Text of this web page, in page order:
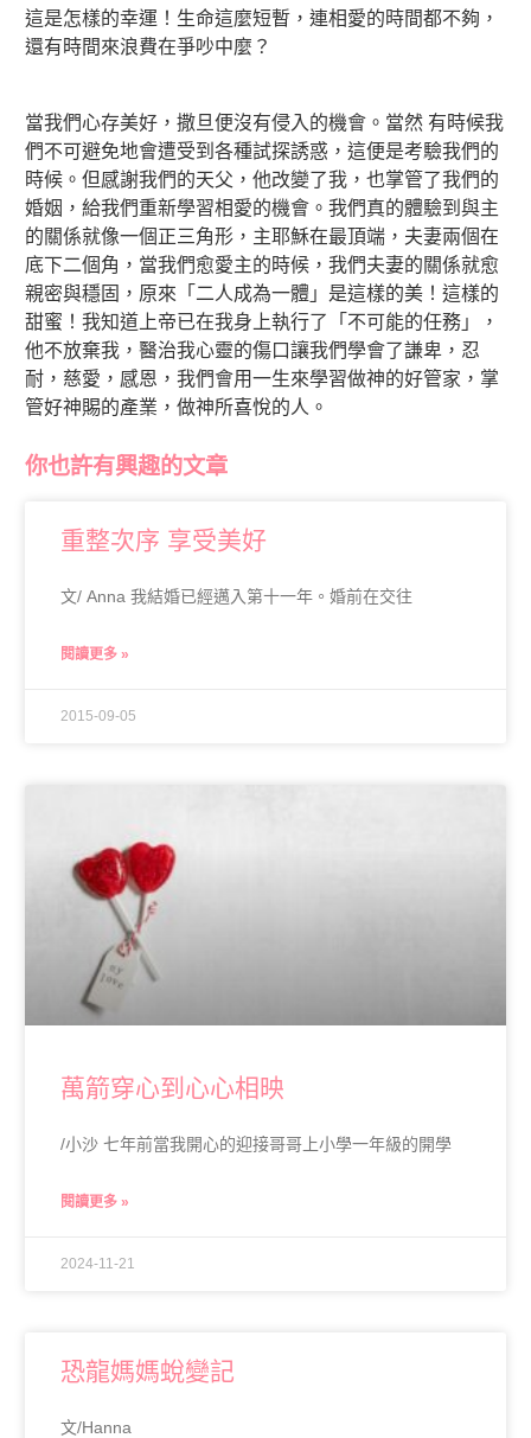
這是怎樣的幸運！生命這麼短暫，連相愛的時間都不夠，
還有時間來浪費在爭吵中麼？
當我們心存美好，撒旦便沒有侵入的機會。當然 有時候我
們不可避免地會遭受到各種試探誘惑，這便是考驗我們的
時候。但感謝我們的天父，他改變了我，也掌管了我們的
婚姻，給我們重新學習相愛的機會。我們真的體驗到與主
的關係就像一個正三角形，主耶穌在最頂端，夫妻兩個在
底下二個角，當我們愈愛主的時候，我們夫妻的關係就愈
親密與穩固，原來「二人成為一體」是這樣的美！這樣的
甜蜜！我知道上帝已在我身上執行了「不可能的任務」，
他不放棄我，醫治我心靈的傷口讓我們學會了謙卑，忍
耐，慈愛，感恩，我們會用一生來學習做神的好管家，掌
管好神賜的產業，做神所喜悅的人。
你也許有興趣的文章
重整次序 享受美好
文/ Anna 我結婚已經邁入第十一年。婚前在交往
閱讀更多 »
2015-09-05
萬箭穿心到心心相映
/小沙 七年前當我開心的迎接哥哥上小學一年級的開學
閱讀更多 »
2024-11-21
恐龍媽媽蛻變記
文/Hanna